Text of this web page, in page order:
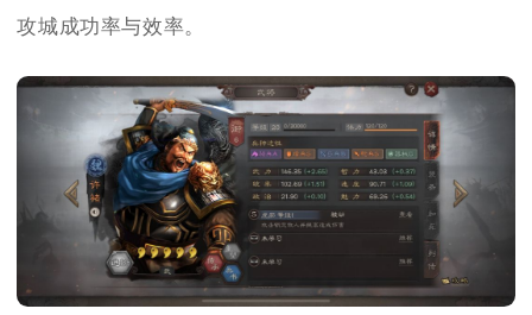
攻城成功率与效率。